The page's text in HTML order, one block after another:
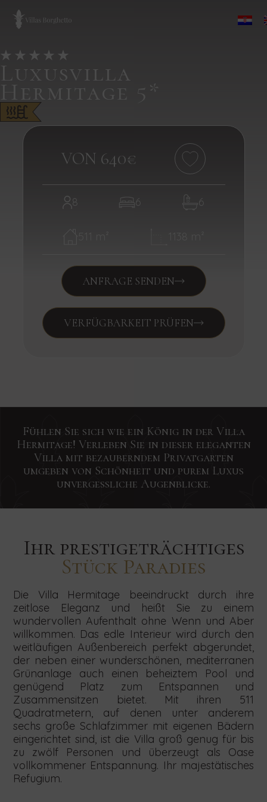
Luxusvilla
Hermitage 5*
VON 640€
8 6 6
ANFRAGE SENDEN
VERFÜGBARKEIT PRÜFEN
Fühlen Sie sich wie ein König in der Villa
Hermitage! Verleben Sie in dieser eleganten
Villa mit bezauberndem Privatgarten
umgeben von Schönheit und purem Luxus
unvergessliche Augenblicke.
Ihr prestigeträchtiges
Stück Paradies
Die Villa Hermitage beeindruckt durch ihre
zeitlose Eleganz und heißt Sie zu einem
wundervollen Aufenthalt ohne Wenn und Aber
willkommen. Das edle Interieur wird durch den
weitläufigen Außenbereich perfekt abgerundet,
der neben einer wunderschönen, mediterranen
Grünanlage auch einen beheiztem Pool und
genügend Platz zum Entspannen und
Zusammensitzen bietet. Mit ihren 511
Quadratmetern, auf denen unter anderem
sechs große Schlafzimmer mit eigenen Bädern
eingerichtet sind, ist die Villa groß genug für bis
zu zwölf Personen und überzeugt als Oase
vollkommener Entspannung. Ihr majestätisches
Refugium.
Klingt
interessant?
Das
freut
uns!
Kontaktieren
Sie
uns
noch
Melden
Sie
sich
für
unseren
Newsletter
an,
indem
Sie
Klingt
interessant?
Das
freut
uns!
Kontaktieren
Sie
uns
noch
heute
und
Senden
Sie
uns
Ihre
Anfrage
bezüglich
Concierge-
Services,
indem
Sie
das
untenstehende
Formular
Klingt
interessant?
Das
freut
uns!
Kontaktieren
Sie
uns
noch
Suchen
Startdatum
Enddatum
Personensahl
SUCHEN
Senden
Sie
uns
Ihre
Anfrage
bezüglich
Kleine
Hochzeiten,
indem
Sie
das
untenstehende
Formular
Senden
Sie
uns
Ihre
Anfrage
bezüglich
Teambuilding,
indem
Sie
das
untenstehende
Formular
ausfüllen.